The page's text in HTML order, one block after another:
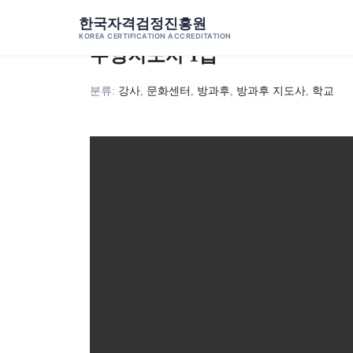
←자격증 과정
수영지도사 1급
분류: 강사, 문화센터 , 방과후, 방과후 지도사, 학교
한국자격검정진흥원
KOREA CERTIFICATION ACCREDITATION